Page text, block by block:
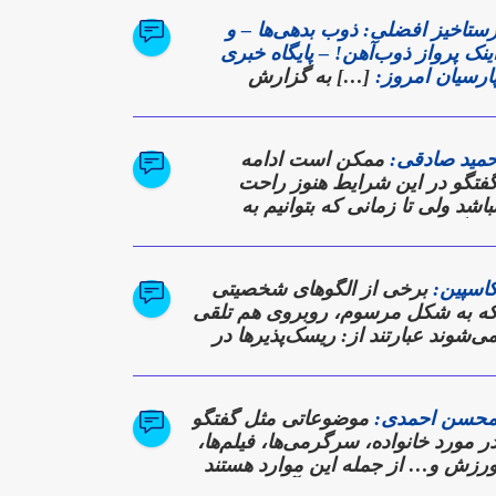
افضلی: ذوب بدهی‌ها – و
پرواز ذوب‌آهن! – پایگاه خبری
امروز: […] به گزارش
آهن شرکت برگزار شد، نه تنها
گزارشی از دستاوردها بود، بلکه
برای بازگشت ذوب‌آهن به
روزهای اوج تولید و سودآوری به شمار
[…]
صادقی: ممکن است ادامه
در این شرایط هنوز راحت
ولی تا زمانی که بتوانیم به
از دیدگاه دیگری برسیم
برخی از الگوهای شخصیتی
به شکل مرسوم، روبروی هم تلقی
عبارتند از: ریسک‌پذیرها در
احمدی: موضوعاتی مثل گفتگو
مورد خانواده، سرگرمی‌ها، فیلم‌ها،
و… از جمله این موارد هستند